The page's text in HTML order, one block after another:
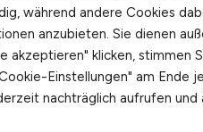
während andere Cookies
anzubieten. Sie dienen
akzeptieren" klicken, stimmen
Einstellungen" am Ende
nachträglich aufrufen und